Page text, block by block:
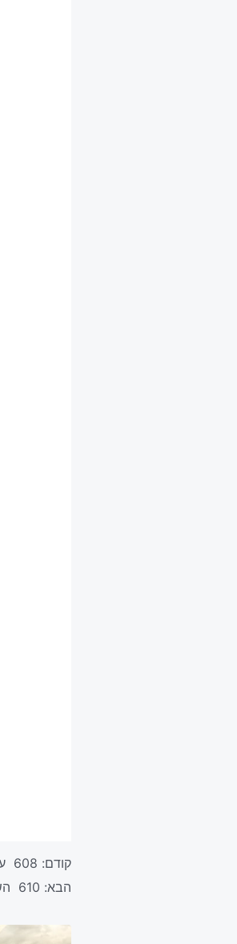
קודם: 608 עבודת האל ודברו מביאים לאדם חיים
הבא: 610 השיטה והעקרונות של עבודת האל באנושות